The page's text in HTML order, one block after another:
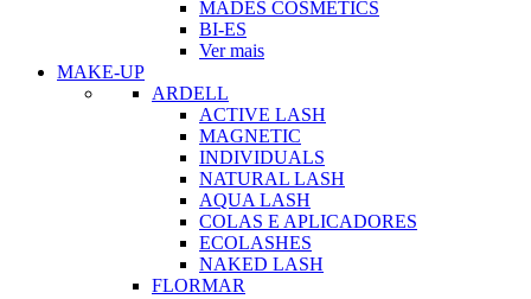
MADES COSMETICS
BI-ES
Ver mais
MAKE-UP
ARDELL
ACTIVE LASH
MAGNETIC
INDIVIDUALS
NATURAL LASH
AQUA LASH
COLAS E APLICADORES
ECOLASHES
NAKED LASH
FLORMAR